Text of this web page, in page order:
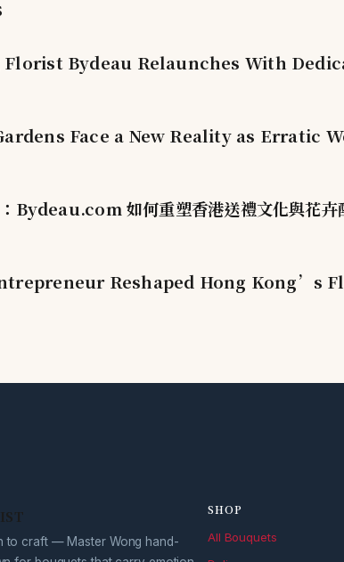
Florist Bydeau Relaunches With
Face a New Reality as Erratic
Bydeau.com 如何重塑香港送禮文化與花卉
Reshaped Hong
to craft — Master Wong hand-
SHOP
All Bouquets